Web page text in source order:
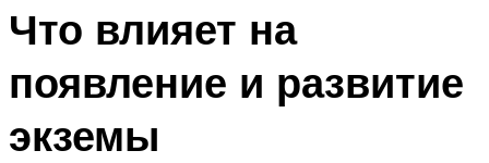
Что влияет на
появление и развитие
экземы